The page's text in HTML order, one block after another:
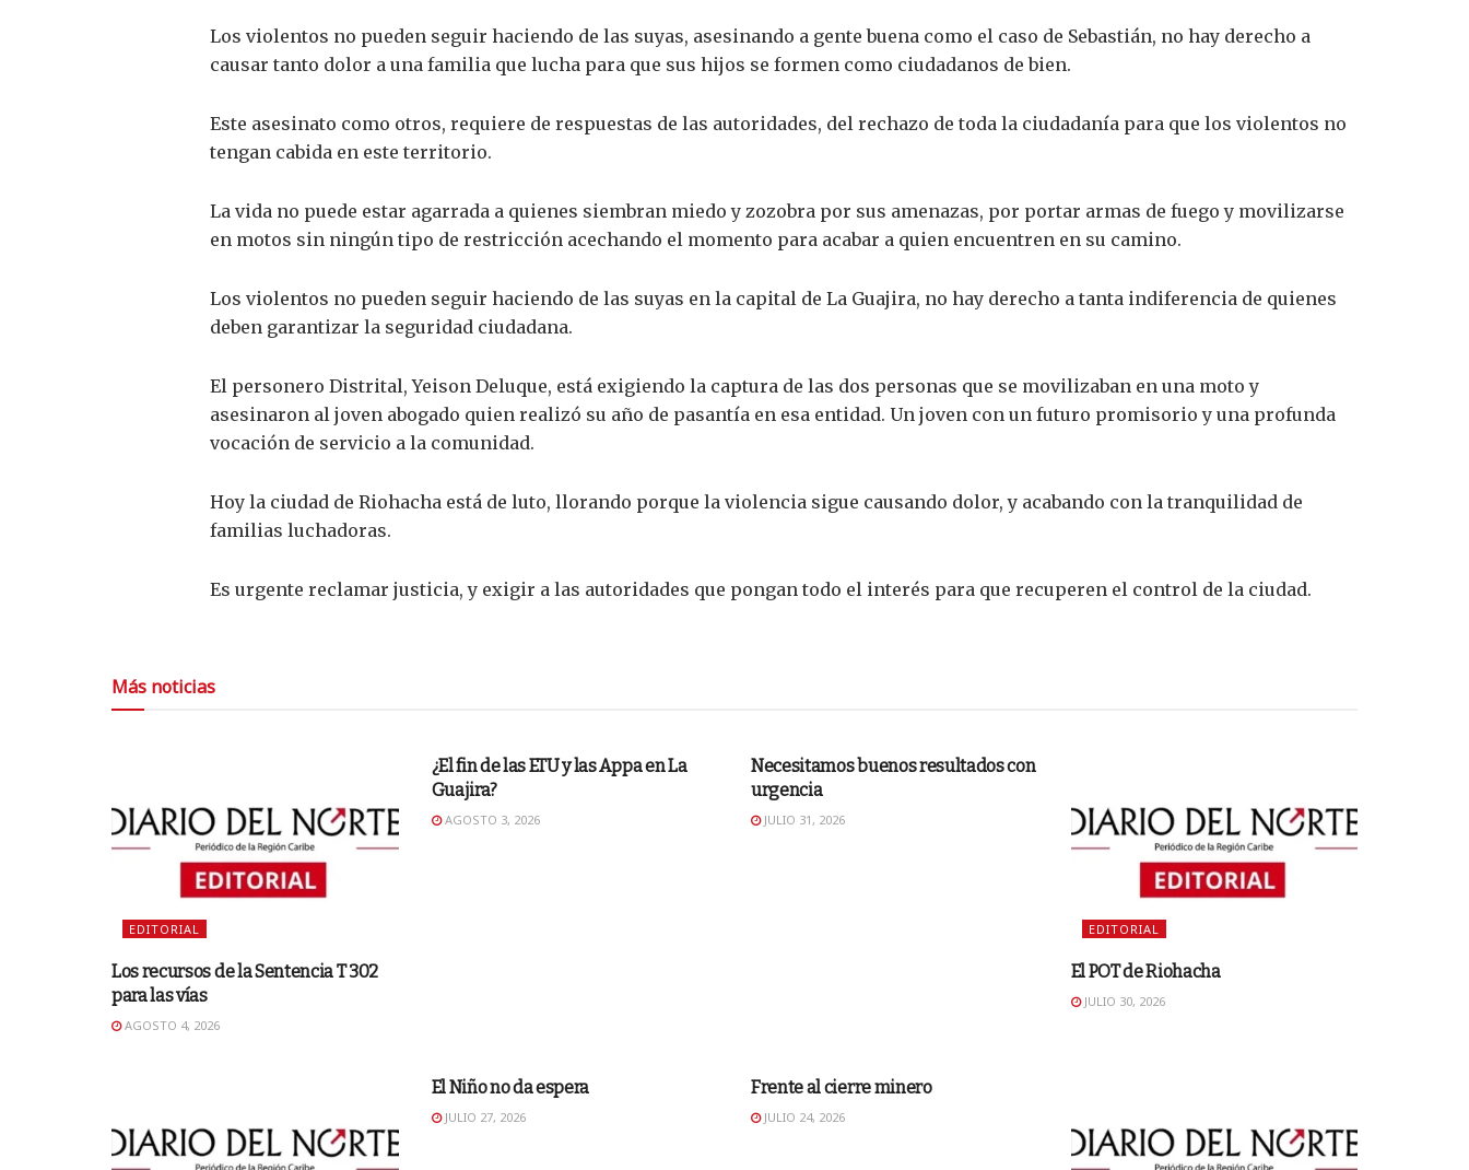
Los violentos no pueden seguir haciendo de las suyas, asesinando a gente buena como el caso de Sebastián, no hay derecho a
causar tanto dolor a una familia que lucha para que sus hijos se formen como ciudadanos de bien.
Este asesinato como otros, requiere de respuestas de las autoridades, del rechazo de toda la ciudadanía para que los violentos no
tengan cabida en este territorio.
La vida no puede estar agarrada a quienes siembran miedo y zozobra por sus amenazas, por portar armas de fuego y movilizarse
en motos sin ningún tipo de restricción acechando el momento para acabar a quien encuentren en su camino.
Los violentos no pueden seguir haciendo de las suyas en la capital de La Guajira, no hay derecho a tanta indiferencia de quienes
deben garantizar la seguridad ciudadana.
El personero Distrital, Yeison Deluque, está exigiendo la captura de las dos personas que se movilizaban en una moto y
asesinaron al joven abogado quien realizó su año de pasantía en esa entidad. Un joven con un futuro promisorio y una profunda
vocación de servicio a la comunidad.
Hoy la ciudad de Riohacha está de luto, llorando porque la violencia sigue causando dolor, y acabando con la tranquilidad de
familias luchadoras.
Es urgente reclamar justicia, y exigir a las autoridades que pongan todo el interés para que recuperen el control de la ciudad.
Más noticias
EDITORIAL
Los recursos de la Sentencia T 302
para las vías
AGOSTO 4, 2026
¿El fin de las ETU y las Appa en La
Guajira?
AGOSTO 3, 2026
Necesitamos buenos resultados con
urgencia
JULIO 31, 2026
EDITORIAL
El POT de Riohacha
JULIO 30, 2026
El Niño no da espera
JULIO 27, 2026
Frente al cierre minero
JULIO 24, 2026